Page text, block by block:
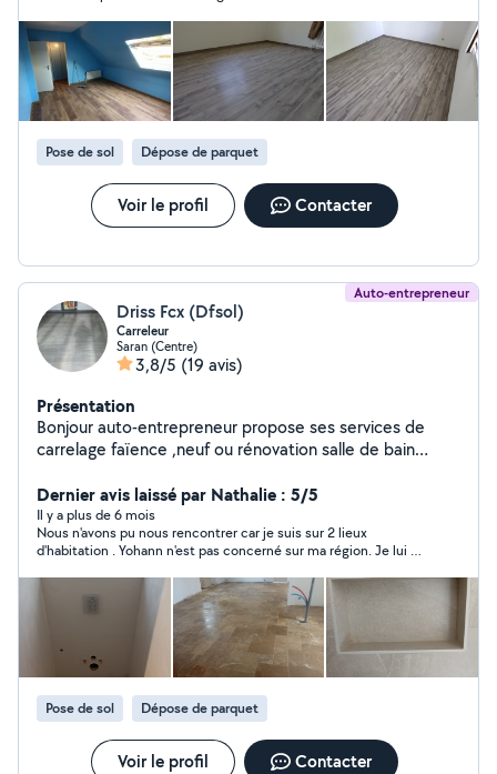
Pose de sol Dépose de parquet
Voir le profil Contacter
Auto-entrepreneur
Driss Fcx (Dfsol)
Carreleur
Saran (Centre)
3,8/5 (19 avis)
Présentation
Bonjour auto-entrepreneur propose ses services de
carrelage faïence ,neuf ou rénovation salle de bain
parement etc.. n'hésitez pas à me contacter par mail
pour plus de renseignements devis gratuit déplacement
dans un rayon de 50 km aux alentours de la région
Orléanaise
Dernier avis laissé par Nathalie : 5/5
Il y a plus de 6 mois
Nous n'avons pu nous rencontrer car je suis sur 2 lieux
d'habitation . Yohann n'est pas concerné sur ma région. Je lui ai
Pose de sol Dépose de parquet
Voir le profil Contacter